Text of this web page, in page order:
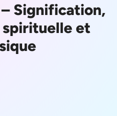
Signification,
et